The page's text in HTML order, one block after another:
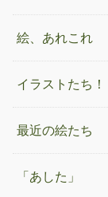
絵、あれこれ
イラストたち！
最近の絵たち
「あした」